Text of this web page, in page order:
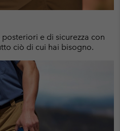
e di sicurezza con
ciò di cui hai bisogno.